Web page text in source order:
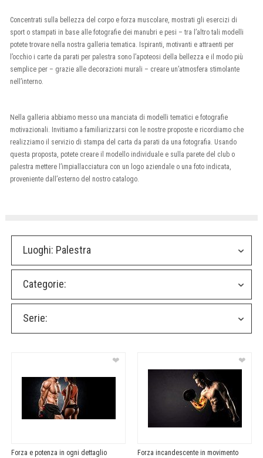
Concentrati sulla bellezza del corpo e forza muscolare, mostrati gli esercizi di
sport o stampati in base alle fotografie dei manubri e pesi – tra l’altro tali modelli
potete trovare nella nostra galleria tematica. Ispiranti, motivanti e attraenti per
l’occhio i carte da parati per palestra sono l’apoteosi della bellezza e il modo più
semplice per – grazie alle decorazioni murali – creare un’atmosfera stimolante
nell’interno.
Nella galleria abbiamo messo una manciata di modelli tematici e fotografie
motivazionali. Invitiamo a familiarizzarsi con le nostre proposte e ricordiamo che
realizziamo il servizio di stampa del carta da parati da una fotografia. Usando
questa proposta, potete creare il modello individuale e sulla parete del club o
palestra mettere l’impiallacciatura con un logo aziendale o una foto indicata,
proveniente dall’esterno del nostro catalogo.
Luoghi: Palestra
Categorie:
Serie:
❤
Forza e potenza in ogni dettaglio
❤
Forza incandescente in movimento